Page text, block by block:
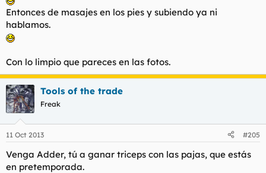
Entonces de masajes en los pies y subiendo ya ni
hablamos.
Con lo limpio que pareces en las fotos.
Tools of the trade
Freak
11 Oct 2013 #205
Venga Adder, tú a ganar triceps con las pajas, que estás
en pretemporada.